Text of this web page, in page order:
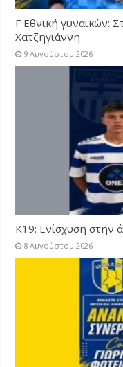
Γ Εθνική γυναικών:
Χατζηγιάννη
9 Αυγούστου 2026
Κ19: Ενίσχυση στην
8 Αυγούστου 2026